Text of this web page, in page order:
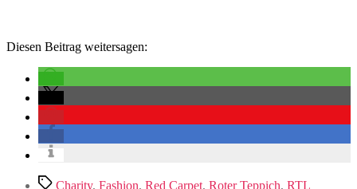
Diesen Beitrag weitersagen:
Schlagwörter
Charity, Fashion, Red Carpet, Roter Teppich, RTL